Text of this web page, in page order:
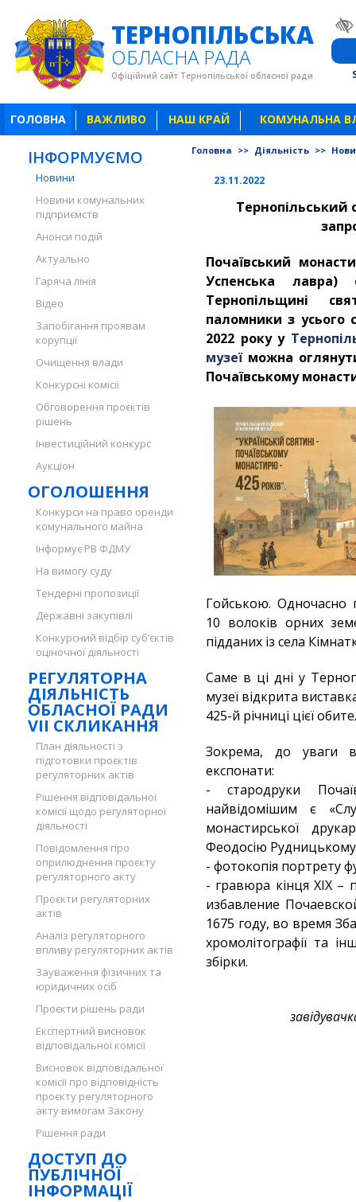
ТЕРНОПІЛЬСЬКА
ОБЛАСНА РАДА
Офіційний сайт Тернопільської обласної ради
ГОЛОВНА ВАЖЛИВО НАШ КРАЙ КОМУНАЛЬНА
ІНФОРМУЄМО
Новини
Новини комунальних
підприємств
Анонси подій
Актуально
Гаряча лінія
Відео
Запобігання проявам
корупції
Очищення влади
Конкурсні комісії
Обговорення проєктів
рішень
Інвестиційний конкурс
Аукціон
ОГОЛОШЕННЯ
Конкурси на право оренди
комунального майна
Інформує РВ ФДМУ
На вимогу суду
Тендерні пропозиції
Державні закупівлі
Конкурсний відбір суб’єктів
оціночної діяльності
РЕГУЛЯТОРНА
ДІЯЛЬНІСТЬ
ОБЛАСНОЇ РАДИ
VII СКЛИКАННЯ
План діяльності з
підготовки проєктів
регуляторних актів
Рішення відповідальної
комісії щодо регуляторної
діяльності
Повідомлення про
оприлюднення проєкту
регуляторного акту
Проєкти регуляторних
актів
Аналіз регуляторного
впливу регуляторних актів
Зауваження фізичних та
юридичних осіб
Проєкти рішень ради
Експертний висновок
відповідальної комісії
Висновок відповідальної
комісії про відповідність
проєкту регуляторного
акту вимогам Закону
Рішення ради
ДОСТУП ДО
ПУБЛІЧНОЇ
ІНФОРМАЦІЇ
Головна >> Діяльність >>
23.11.2022
Почаївський
Успенська
Тернопільщині
паломники з усього
2022 року у
музеїможна
Почаївському
Гойською. Одночасно
10 волоків орних
підданих із села
Саме в ці дні у
музеї відкрита
425-й річниці цієї
Зокрема, до уваги
експонати:
- стародруки
найвідомішим є
монастирської
Феодосію
- фотокопія портрету
- гравюра кінця ХІХ –
избавление
1675 году, во время
хромолітографії та
збірки.